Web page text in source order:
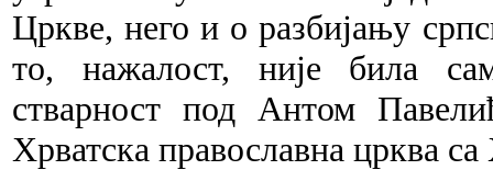
Цркве, него и о разбијању
то, нажалост, није била
стварност под Антом
Хрватска православна црква са